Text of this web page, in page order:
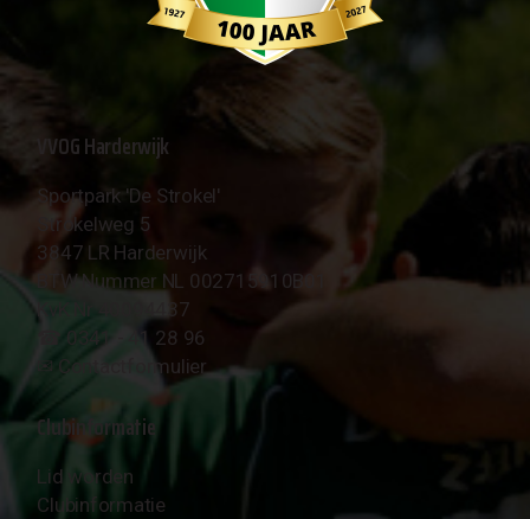
VVOG Harderwijk
Sportpark 'De Strokel'
Strokelweg 5
3847 LR Harderwijk
BTW Nummer NL 002715910B01
KvK Nr 40094437
☎︎ 0341 - 41 28 96
✉︎ Contactformulier
Clubinformatie
Lid worden
Clubinformatie